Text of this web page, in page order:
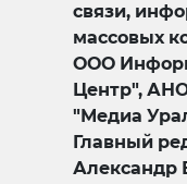
связи,
массовых
ООО
Центр",
"Медиа
Главный
Александр